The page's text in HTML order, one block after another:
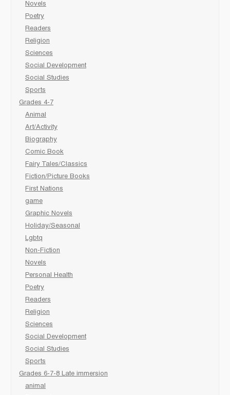
Novels
Poetry
Readers
Religion
Sciences
Social Development
Social Studies
Sports
Grades 4-7
Animal
Art/Activity
Biography
Comic Book
Fairy Tales/Classics
Fiction/Picture Books
First Nations
game
Graphic Novels
Holiday/Seasonal
Lgbtq
Non-Fiction
Novels
Personal Health
Poetry
Readers
Religion
Sciences
Social Development
Social Studies
Sports
Grades 6-7-8 Late immersion
animal